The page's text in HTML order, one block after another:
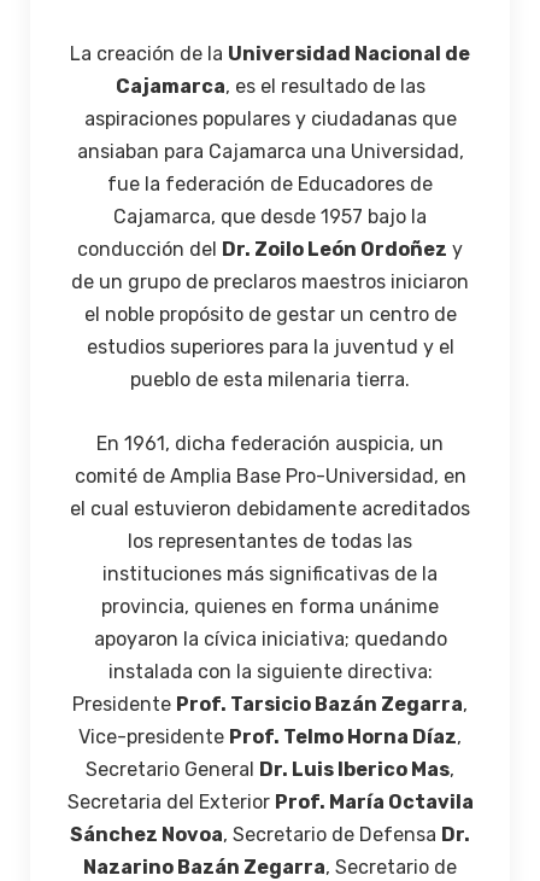
La creación de la Universidad Nacional de
Cajamarca, es el resultado de las
aspiraciones populares y ciudadanas que
ansiaban para Cajamarca una Universidad,
fue la federación de Educadores de
Cajamarca, que desde 1957 bajo la
conducción del Dr. Zoilo León Ordoñez y
de un grupo de preclaros maestros iniciaron
el noble propósito de gestar un centro de
estudios superiores para la juventud y el
pueblo de esta milenaria tierra.
En 1961, dicha federación auspicia, un
comité de Amplia Base Pro-Universidad, en
el cual estuvieron debidamente acreditados
los representantes de todas las
instituciones más significativas de la
provincia, quienes en forma unánime
apoyaron la cívica iniciativa; quedando
instalada con la siguiente directiva:
Presidente Prof. Tarsicio Bazán Zegarra,
Vice-presidente Prof. Telmo Horna Díaz,
Secretario General
Dr. Luis Iberico Mas,
Secretaria del Exterior Prof. María Octavila
Sánchez Novoa, Secretario de Defensa Dr.
Nazarino Bazán Zegarra, Secretario de